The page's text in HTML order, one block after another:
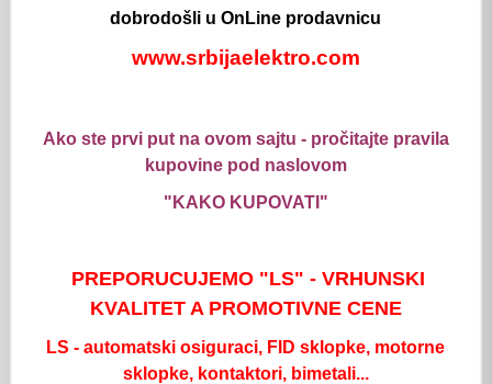
dobrodošli u OnLine prodavnicu
www.srbijaelektro.com
Ako ste prvi put na ovom sajtu - pročitajte pravila
kupovine pod naslovom
"KAKO KUPOVATI"
PREPORUCUJEMO "LS" - VRHUNSKI
KVALITET A PROMOTIVNE CENE
LS - automatski osiguraci, FID sklopke, motorne
sklopke, kontaktori, bimetali...
Pretraga Login Korpa
ITO Ormani TT
ITO-1/10 U/Z 590x260x125
kom: